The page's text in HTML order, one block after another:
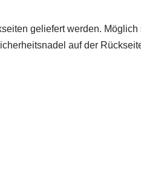
geliefert werden.
auf der